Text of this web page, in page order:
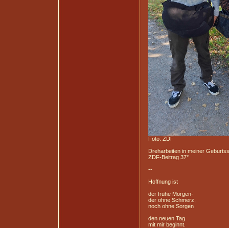
Foto: ZDF
Dreharbeiten in meiner
ZDF-Beitrag 37°
--
Hoffnung ist
der frühe Morgen-
der ohne Schmerz,
noch ohne Sorgen
den neuen Tag
mit mir beginnt.